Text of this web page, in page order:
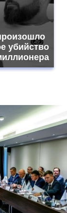
убийство